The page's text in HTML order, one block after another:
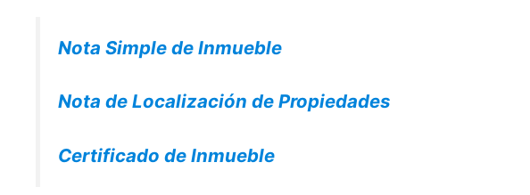
Nota Simple de Inmueble
Nota de Localización de Propiedades
Certificado de Inmueble